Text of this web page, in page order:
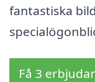
fantastiska
Få 3